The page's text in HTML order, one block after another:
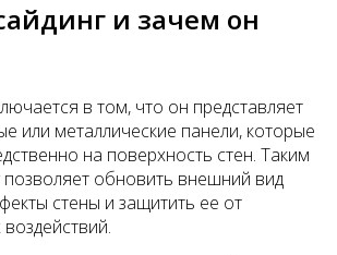
и зачем он
в том, что он представляет
или металлические панели, которые
на поверхность стен. Таким
позволяет обновить внешний вид
стены и защитить ее от